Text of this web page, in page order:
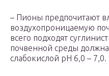
– Пионы предпочитают
воздухопроницаемую
всего подходят
почвенной среды
слабокислой рН 6,0 – 7,0.